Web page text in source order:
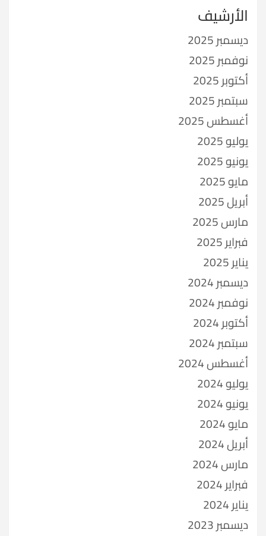
الأرشيف
ديسمبر 2025
نوفمبر 2025
أكتوبر 2025
سبتمبر 2025
أغسطس 2025
يوليو 2025
يونيو 2025
مايو 2025
أبريل 2025
مارس 2025
فبراير 2025
يناير 2025
ديسمبر 2024
نوفمبر 2024
أكتوبر 2024
سبتمبر 2024
أغسطس 2024
يوليو 2024
يونيو 2024
مايو 2024
أبريل 2024
مارس 2024
فبراير 2024
يناير 2024
ديسمبر 2023